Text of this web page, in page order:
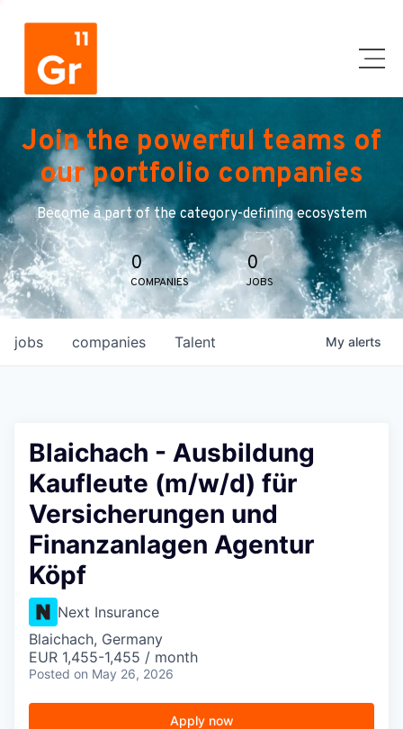
Join the powerful teams of
our portfolio companies
Become a part of the category-defining ecosystem
0
COMPANIES
0
JOBS
jobs companies Talent My alerts
Blaichach - Ausbildung
Kaufleute (m/w/d) für
Versicherungen und
Finanzanlagen Agentur
Köpf
Next Insurance
Blaichach, Germany
EUR 1,455-1,455 / month
Posted on May 26, 2026
Apply now